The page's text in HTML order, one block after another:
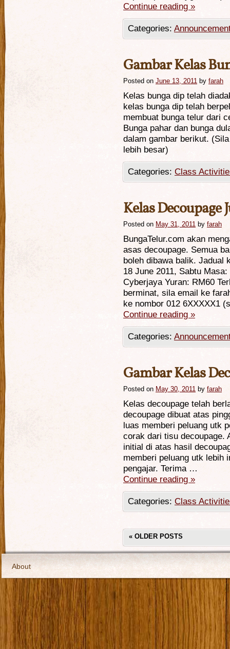
Continue reading »
Categories:
Gambar Kelas
Posted on June 13, 2011 by farah
Kelas bunga dip telah
kelas bunga dip telah
membuat bunga telur dari
Bunga pahar dan bunga
dalam gambar berikut.
lebih besar)
Categories: Class
Kelas Decoupage
Posted on May 31, 2011 by farah
BungaTelur.com akan
asas decoupage. Semua
boleh dibawa balik. Jadual
18 June 2011, Sabtu
Cyberjaya Yuran: RM60
berminat, sila email ke
ke nombor 012 6XXXXX1
Continue reading »
Categories:
Gambar Kelas
Posted on May 30, 2011 by farah
Kelas decoupage telah
decoupage dibuat atas
luas memberi peluang utk
corak dari tisu decoupage.
initial di atas hasil
memberi peluang utk lebih
pengajar. Terima …
Continue reading »
Categories: Class
« OLDER POSTS
About